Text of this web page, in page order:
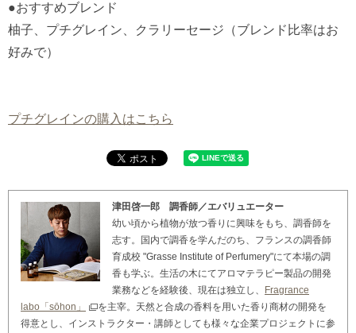
●おすすめブレンド
柚子、プチグレイン、クラリーセージ（ブレンド比率はお
好みで）
プチグレインの購入はこちら
津田啓一郎 調香師／エバリュエーター
幼い頃から植物が放つ香りに興味をもち、調香師を
志す。国内で調香を学んだのち、フランスの調香師
育成校 "Grasse Institute of Perfumery"にて本場の調
香も学ぶ。生活の木にてアロマテラピー製品の開発
業務などを経験後、現在は独立し、
Fragrance
labo「sōhon」
を主宰。天然と合成の香料を用いた香り商材の開発を
得意とし、インストラクター・講師としても様々な企業プロジェクトに参